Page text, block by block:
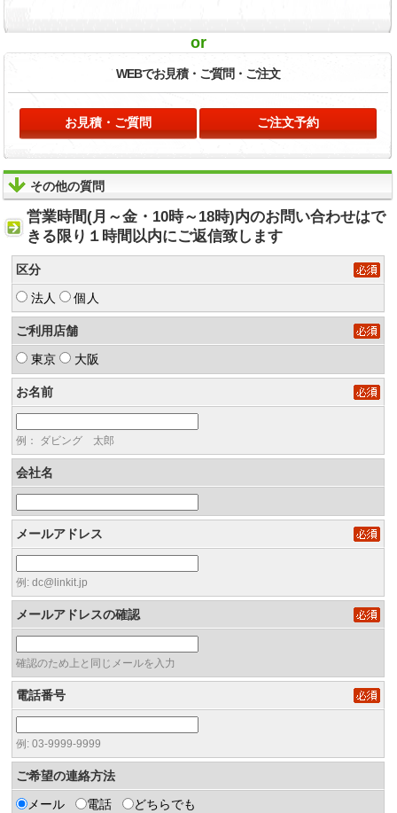
or
WEBでお見積・ ご質問・ご注文
お見積・ご質問 ご注文予約
その他の質問
営業時間(月～金・10時～18時)内のお問い合わせはで
きる限り１時間以内にご返信致します
区分
法人 個人
ご利用店舗
東京 大阪
お名前
例： ダビング 太郎
会社名
メールアドレス
例: dc@linkit.jp
メールアドレスの確認
確認のため上と同じメールを入力
電話番号
例: 03-9999-9999
ご希望の連絡方法
メール 電話 どちらでも